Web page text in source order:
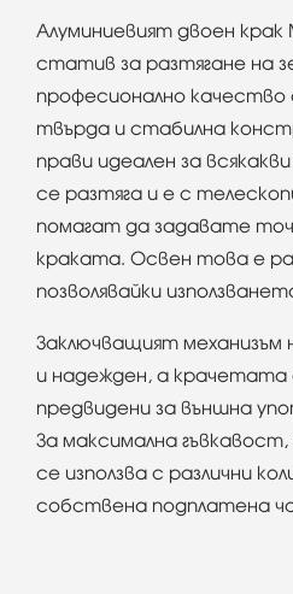
Алуминиевият двоен крак
статив за разтягане на
професионално
твърда и стабилна
прави идеален за
се разтяга и е с
помагат да задавате
краката. Освен това е
позволявайки
Заключващият механизъм
и надежден, а крачетата
предвидени за външна
За максимална
се използва с различни
собствена подплатена